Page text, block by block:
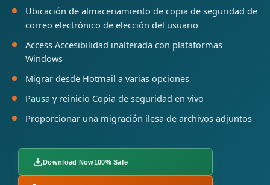
Ubicación de almacenamiento de copia de seguridad de
correo electrónico de elección del usuario
Access Accesibilidad inalterada con plataformas
Windows
Migrar desde Hotmail a varias opciones
Pausa y reinicio Copia de seguridad en vivo
Proporcionar una migración ilesa de archivos adjuntos
Download Now100% Safe